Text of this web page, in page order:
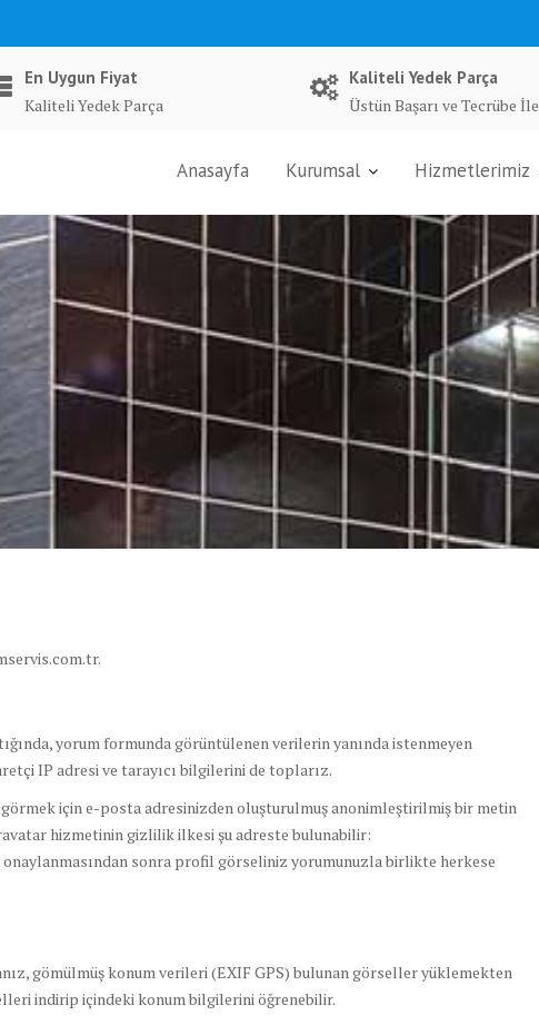
En Uygun Fiyat
Kaliteli Yedek Parça
Kaliteli Yedek Parça
Üstün Başarı ve Tecrübe İle
Anasayfa Kurumsal Hizmetlerimiz
yorum formunda görüntülenen verilerin yanında istenmeyen
IP adresi ve tarayıcı bilgilerini de toplarız.
için e-posta adresinizden oluşturulmuş anonimleştirilmiş bir metin
hizmetinin gizlilik ilkesi şu adreste bulunabilir:
sonra profil görseliniz yorumunuzla birlikte herkese
gömülmüş konum verileri (EXIF GPS) bulunan görseller yüklemekten
indirip içindeki konum bilgilerini öğrenebilir.